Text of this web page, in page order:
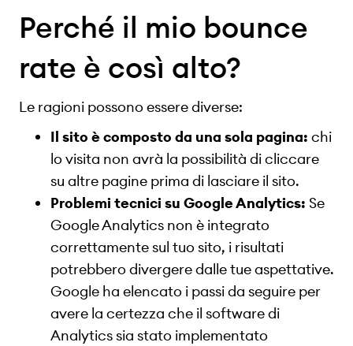
Perché il mio bounce
rate è così alto?
Le ragioni possono essere diverse:
Il sito è composto da una sola pagina: chi
lo visita non avrà la possibilità di cliccare
su altre pagine prima di lasciare il sito.
Problemi tecnici su Google Analytics: Se
Google Analytics non è integrato
correttamente sul tuo sito, i risultati
potrebbero divergere dalle tue aspettative.
Google ha elencato i passi da seguire per
avere la certezza che il software di
Analytics sia stato implementato